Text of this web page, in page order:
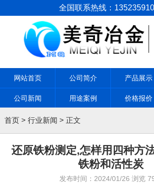
全国联系热线：
网站首页 公司简介 产品展示
公司新闻 用途案例 价格报价
首页> 行业新闻 > 正文
还原铁粉测定,怎样用四种方
铁粉和活性炭
发布时间： 2024/01/26 浏览